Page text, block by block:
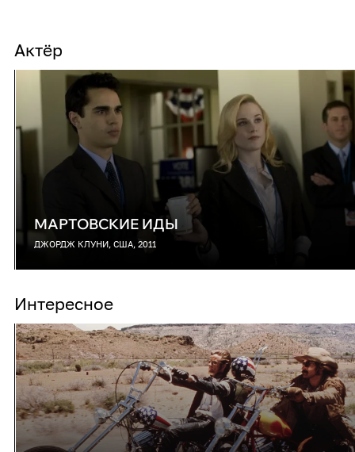
Актёр
МАРТОВСКИЕ ИДЫ
ДЖОРДЖ КЛУНИ, США, 2011
Интересное